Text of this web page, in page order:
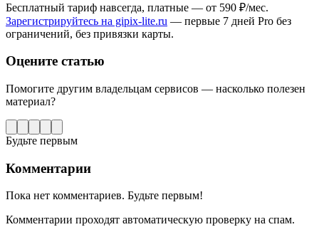
Бесплатный тариф навсегда, платные — от 590 ₽/мес.
Зарегистрируйтесь на gipix-lite.ru — первые 7 дней Pro без
ограничений, без привязки карты.
Оцените статью
Помогите другим владельцам сервисов — насколько полезен
материал?
Будьте первым
Комментарии
Пока нет комментариев. Будьте первым!
Комментарии проходят автоматическую проверку на спам.